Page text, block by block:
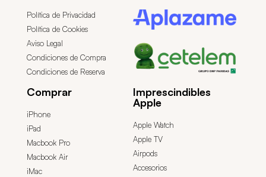
Política de Privacidad
Política de Cookies
Aviso Legal
Condiciones de Compra
Condiciones de Reserva
Comprar
iPhone
iPad
Macbook Pro
Macbook Air
iMac
Imprescindibles
Apple
Apple Watch
Apple TV
Airpods
Accesorios